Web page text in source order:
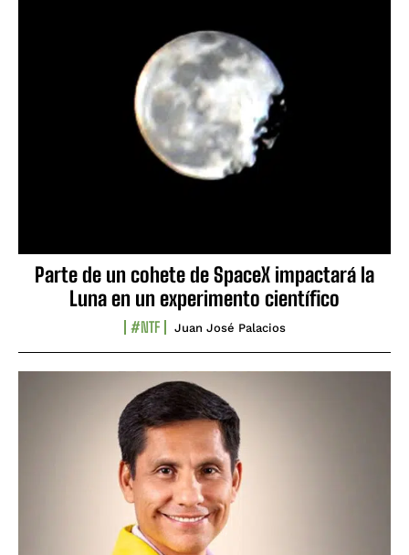
Parte de un cohete de SpaceX impactará la
Luna en un experimento científico
#NTF Juan José Palacios